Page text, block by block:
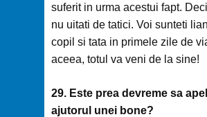
suferit in urma acestui fapt.
nu uitati de tatici. Voi sunteti
copil si tata in primele zile de
aceea, totul va veni de la sine!
29. Este prea devreme sa
ajutorul unei bone?